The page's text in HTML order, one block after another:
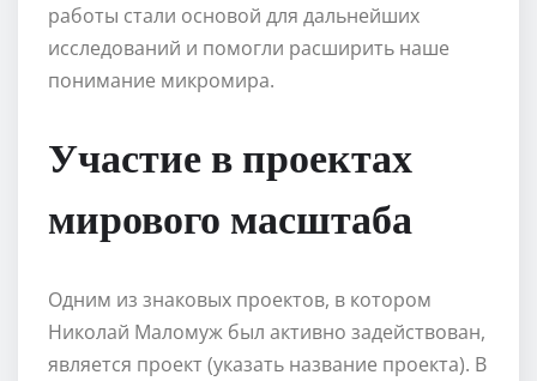
работы стали основой для дальнейших
исследований и помогли расширить наше
понимание микромира.
Участие в проектах
мирового масштаба
Одним из знаковых проектов, в котором
Николай Маломуж был активно задействован,
является проект (указать название проекта). В